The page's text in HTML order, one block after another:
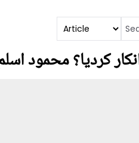
کردیا؟ محمود